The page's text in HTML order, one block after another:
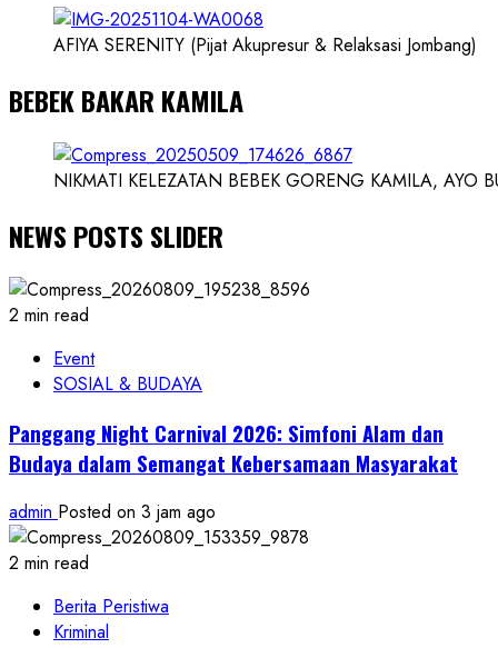
AFIYA SERENITY (Pijat Akupresur & Relaksasi Jombang)
BEBEK BAKAR KAMILA
NIKMATI KELEZATAN BEBEK GORENG KAMILA, AYO
NEWS POSTS SLIDER
2 min read
Event
SOSIAL & BUDAYA
Panggang Night Carnival 2026: Simfoni Alam dan
Budaya dalam Semangat Kebersamaan Masyarakat
admin Posted on 3 jam ago
2 min read
Berita Peristiwa
Kriminal